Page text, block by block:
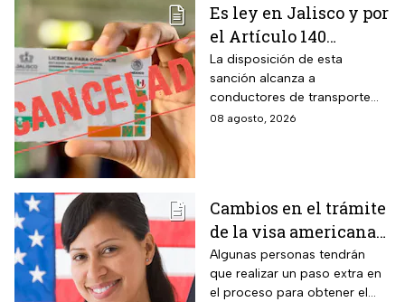
Es ley en Jalisco y por
el Artículo 140
cancelarán la licencia
de conducir de por
vida a todos los
automovilistas que
La disposición de esta
sanción alcanza a
conductores de transporte
escolar, unidades de
común.
08 agosto, 2026
Cambios en el trámite
de la visa americana
2026 y para quiénes
aplica
Algunas personas tendrán
que realizar un paso extra en
el proceso para obtener el